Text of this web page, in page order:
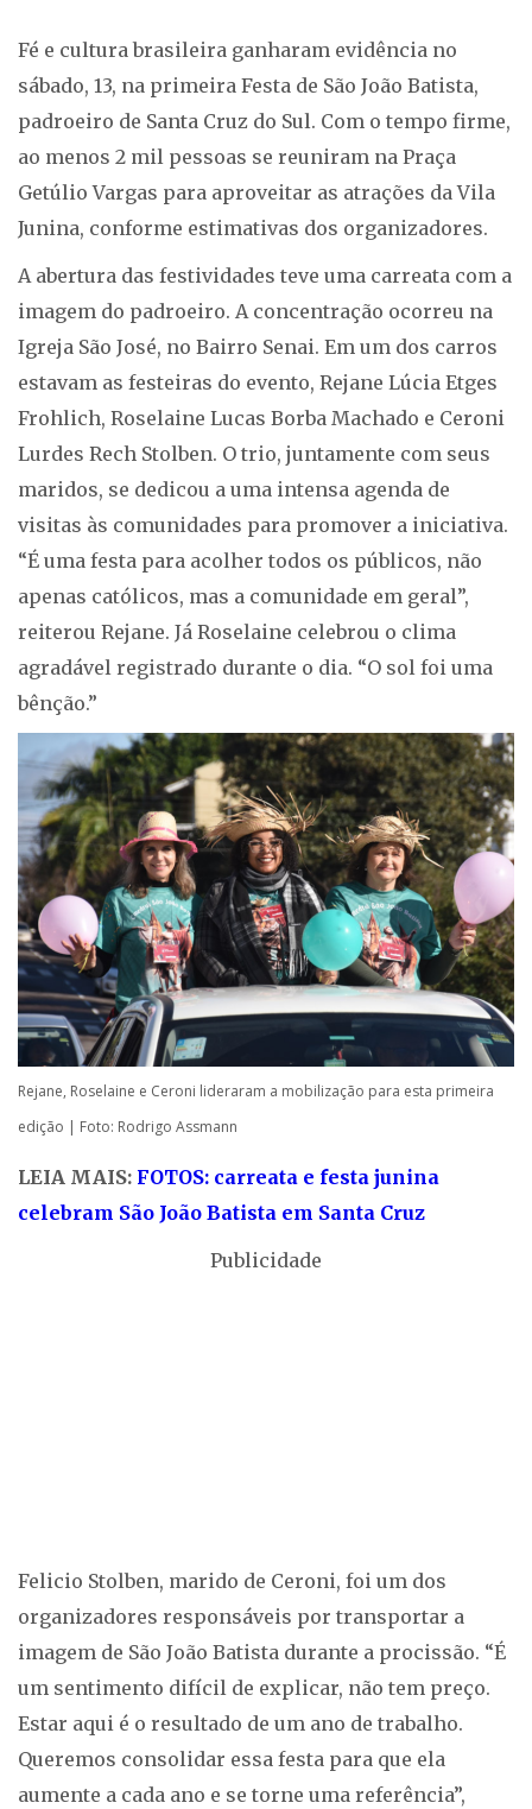
Fé e cultura brasileira ganharam evidência no
sábado, 13, na primeira Festa de São João Batista,
padroeiro de Santa Cruz do Sul. Com o tempo firme,
ao menos 2 mil pessoas se reuniram na Praça
Getúlio Vargas para aproveitar as atrações da Vila
Junina, conforme estimativas dos organizadores.
A abertura das festividades teve uma carreata com a
imagem do padroeiro. A concentração ocorreu na
Igreja São José, no Bairro Senai. Em um dos carros
estavam as festeiras do evento, Rejane Lúcia Etges
Frohlich, Roselaine Lucas Borba Machado e Ceroni
Lurdes Rech Stolben. O trio, juntamente com seus
maridos, se dedicou a uma intensa agenda de
visitas às comunidades para promover a iniciativa.
“É uma festa para acolher todos os públicos, não
apenas católicos, mas a comunidade em geral”,
reiterou Rejane. Já Roselaine celebrou o clima
agradável registrado durante o dia. “O sol foi uma
bênção.”
Rejane, Roselaine e Ceroni lideraram a mobilização para esta primeira
edição | Foto: Rodrigo Assmann
LEIA MAIS: FOTOS: carreata e festa junina
celebram São João Batista em Santa Cruz
Publicidade
Felicio Stolben, marido de Ceroni, foi um dos
organizadores responsáveis por transportar a
imagem de São João Batista durante a procissão. “É
um sentimento difícil de explicar, não tem preço.
Estar aqui é o resultado de um ano de trabalho.
Queremos consolidar essa festa para que ela
aumente a cada ano e se torne uma referência”,